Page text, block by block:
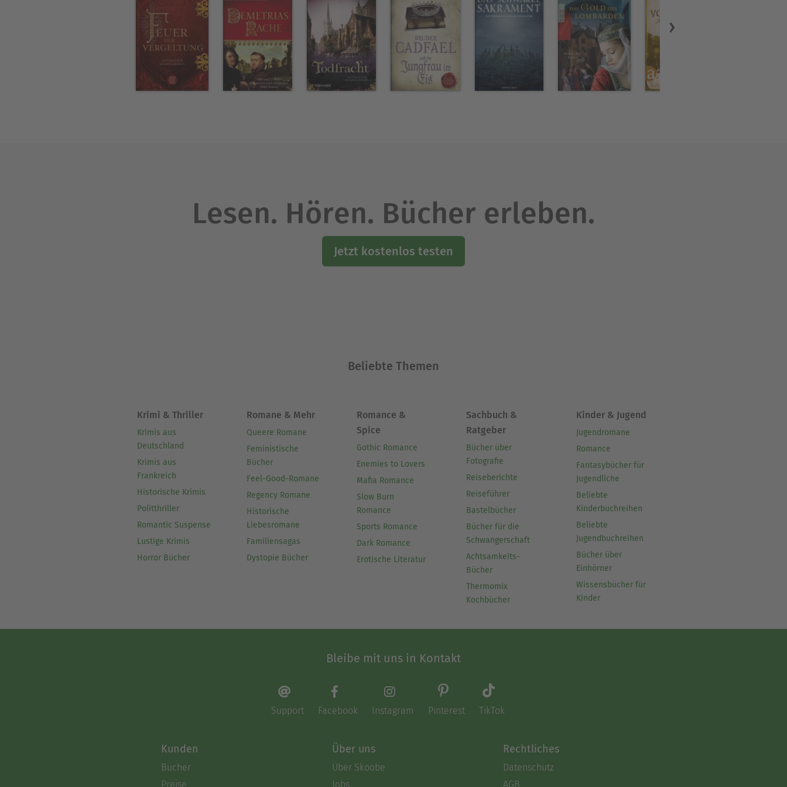
Lesen. Hören. Bücher erleben.
Jetzt kostenlos testen
Beliebte Themen
Krimi & Thriller
Krimis aus
Deutschland
Krimis aus
Frankreich
Historische Krimis
Politthriller
Romantic Suspense
Lustige Krimis
Horror Bücher
Romane & Mehr
Queere Romane
Feministische
Bücher
Feel-Good-Romane
Regency Romane
Historische
Liebesromane
Familiensagas
Dystopie Bücher
Romance &
Spice
Gothic Romance
Enemies to Lovers
Mafia Romance
Slow Burn
Romance
Sports Romance
Dark Romance
Erotische Literatur
Sachbuch &
Ratgeber
Bücher über
Fotografie
Reiseberichte
Reiseführer
Bastelbücher
Bücher für die
Schwangerschaft
Achtsamkeits-
Bücher
Thermomix
Kochbücher
Kinder & Jugend
Jugendromane
Romance
Fantasybücher für
Jugendliche
Beliebte
Kinderbuchreihen
Beliebte
Jugendbuchreihen
Bücher über
Einhörner
Wissensbücher für
Kinder
Bleibe mit uns in Kontakt
Support Facebook Instagram Pinterest TikTok
Kunden
Bücher
Preise
Über uns
Über Skoobe
Jobs
Rechtliches
Datenschutz
AGB